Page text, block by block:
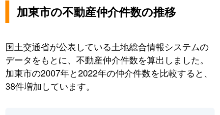
加東市の不動産仲介件数の推移
国土交通省が公表している土地総合情報システムの
データをもとに、不動産仲介件数を算出しました。
加東市の2007年と2022年の仲介件数を比較すると、
38件増加しています。